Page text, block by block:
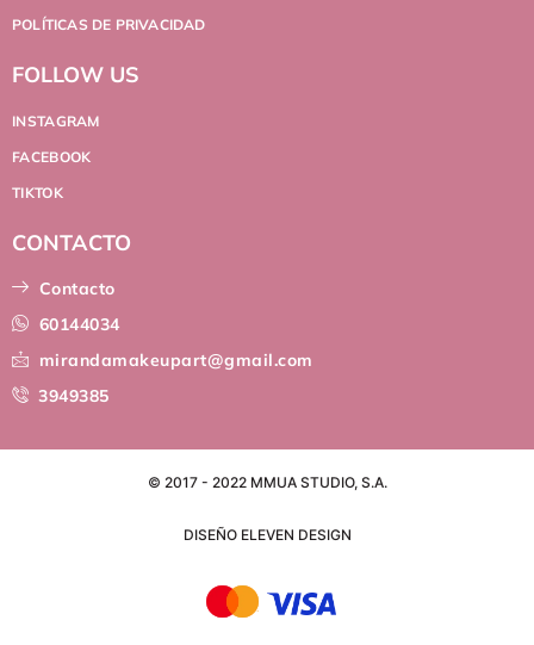
POLÍTICAS DE PRIVACIDAD
FOLLOW US
INSTAGRAM
FACEBOOK
TIKTOK
CONTACTO
Contacto
60144034
mirandamakeupart@gmail.com
3949385
© 2017 - 2022 MMUA STUDIO, S.A.
DISEÑO ELEVEN DESIGN